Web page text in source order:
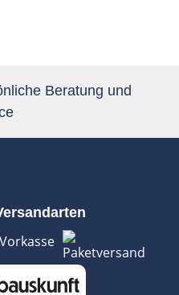
Beratung und